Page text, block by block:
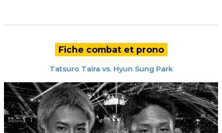
Fiche combat et prono
Tatsuro Taira vs. Hyun Sung Park